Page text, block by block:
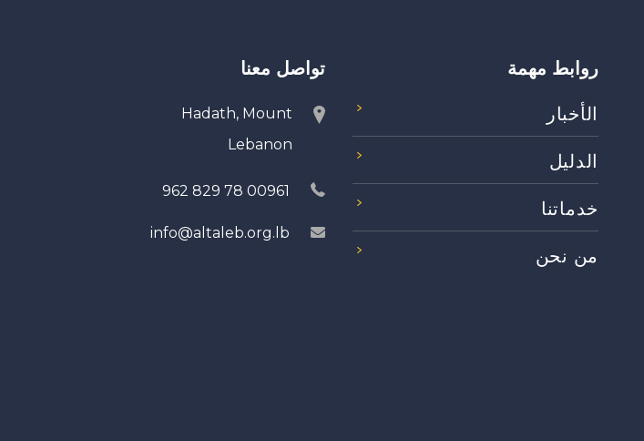
روابط مهمة
الأخبار
الدليل
خدماتنا
من نحن
تواصل معنا
Hadath, Mount
Lebanon
00961 78 829 962
info@altaleb.org.lb